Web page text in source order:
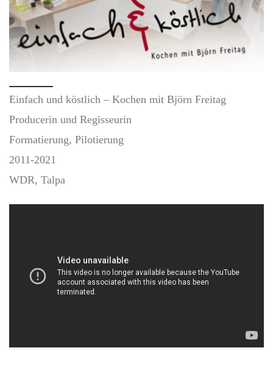
Einfach und köstlich – Kochen mit Björn Freitag
Producerin und Regisseurin
Formatierung, Pilotierung
2011-2021
WDR, Talpa